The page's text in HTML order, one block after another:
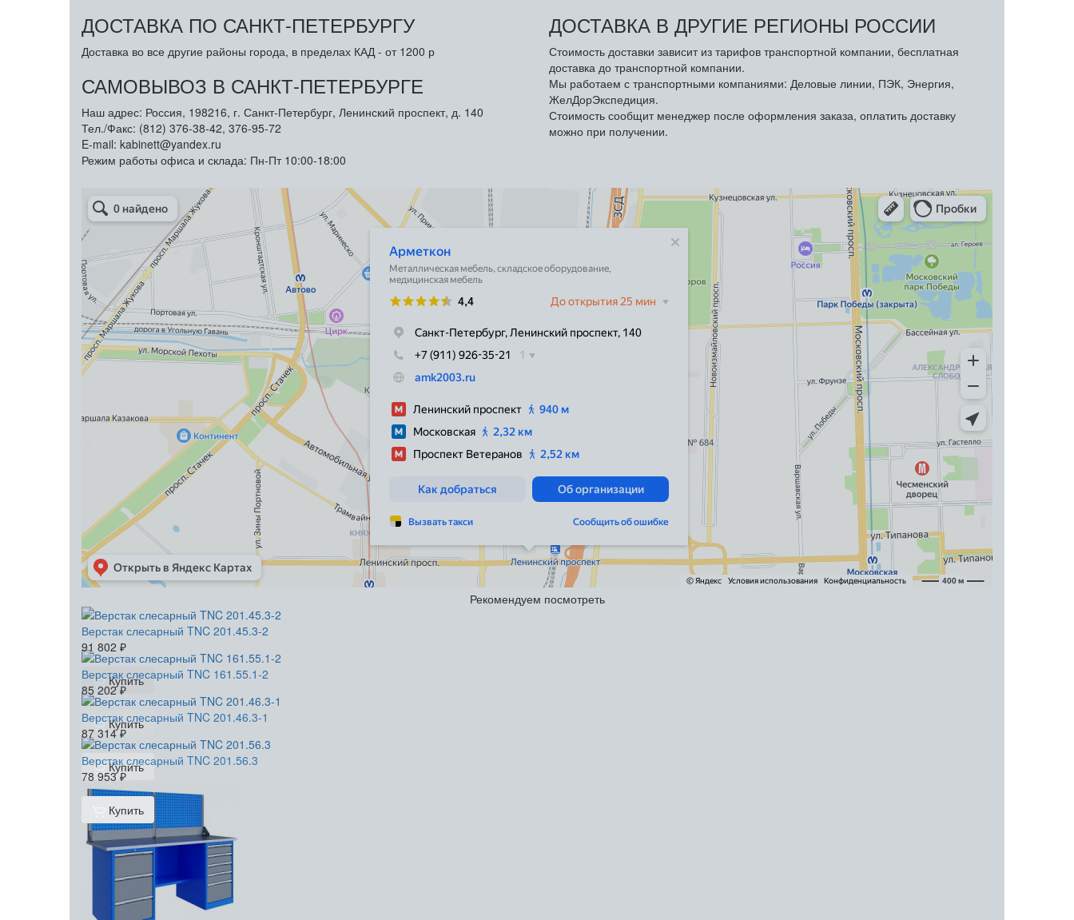
ДОСТАВКА ПО САНКТ-ПЕТЕРБУРГУ
Доставка во все другие районы города, в пределах КАД - от 1200 р
САМОВЫВОЗ В САНКТ-ПЕТЕРБУРГЕ
Наш адрес: Россия, 198216, г. Санкт-Петербург, Ленинский проспект, д. 140
Тел./Факс: (812) 376-38-42, 376-95-72
E-mail: kabinett@yandex.ru
Режим работы офиса и склада: Пн-Пт 10:00-18:00
ДОСТАВКА В ДРУГИЕ РЕГИОНЫ РОССИИ
Стоимость доставки зависит из тарифов транспортной компании, бесплатная
доставка до транспортной компании.
Мы работаем с транспортными компаниями: Деловые линии, ПЭК, Энергия,
ЖелДорЭкспедиция.
Стоимость сообщит менеджер после оформления заказа, оплатить доставку
можно при получении.
Металлическая мебель в Санкт‑Петербурге
Торговое оборудование в Санкт‑Петербурге
Рекомендуем посмотреть
Верстак слесарный TNC 201.45.3-2
91 802 ₽
Купить
Верстак слесарный TNC 161.55.1-2
85 202₽
Купить
Верстак слесарный TNC 201.46.3-1
87 314₽
Купить
Верстак слесарный TNC 201.56.3
78 953₽
Купить